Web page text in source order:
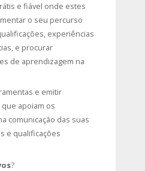
e fiável onde estes
o seu percurso
experiências
e procurar
de aprendizagem na
e emitir
apoiam os
comunicação das suas
e qualificações
?